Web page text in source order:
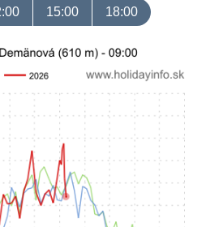
15:00 18:00